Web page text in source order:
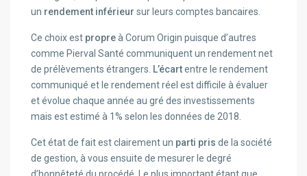
un rendement inférieur sur leurs comptes bancaires.
Ce choix est propreà Corum Origin puisque d’autres
comme Pierval Santé communiquent un rendement net
de prélèvements étrangers. L’écartentre le rendement
communiqué et le rendement réel est difficile à évaluer
et évolue chaque année au gré des investissements
mais est estimé à 1% selon les données de 2018.
Cet état de fait est clairement un parti pris de la société
de gestion, à vous ensuite de mesurer le degré